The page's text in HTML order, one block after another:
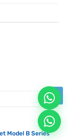
Model B Series